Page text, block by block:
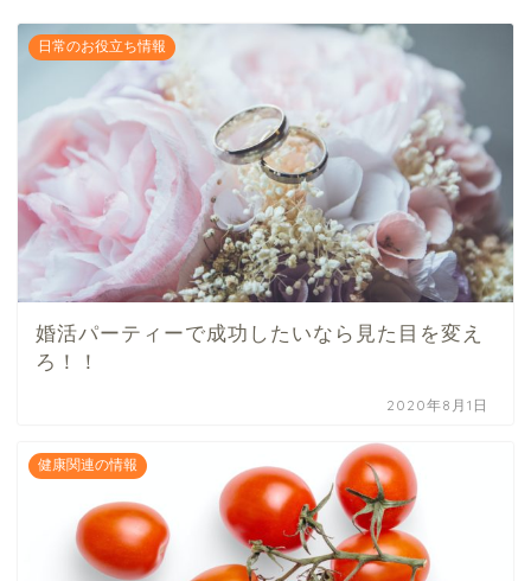
日常のお役立ち情報
婚活パーティーで成功したいなら見た目を変え
ろ！！
2020年8月1日
健康関連の情報